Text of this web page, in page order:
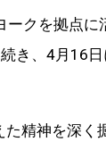
ークを拠点
き、4月16
精神を深く